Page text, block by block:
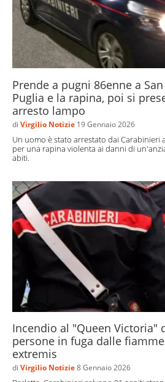
Prende a pugni 86enne a
Puglia e la rapina, poi si
arresto lampo
di Virgilio Notizie 19 Gennaio 2026
Un uomo è stato arrestato dai Carabinieri
per una rapina violenta ai danni di
abiti.
Incendio al "Queen Victoria"
persone in fuga dalle
extremis
di Virgilio Notizie8 Gennaio 2026